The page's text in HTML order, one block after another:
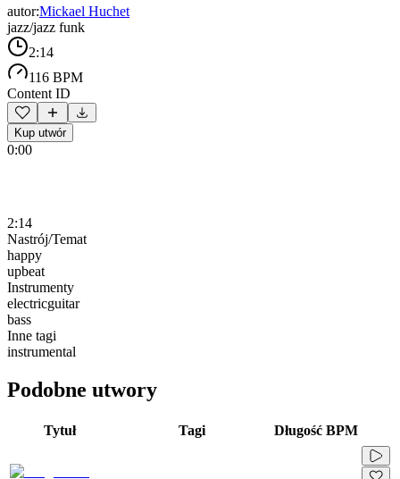
autor:Mickael Huchet
jazz/jazz funk
2:14
116 BPM
Content ID
Kup utwór
0:00
2:14
Nastrój/Temat
happy
upbeat
Instrumenty
electricguitar
bass
Inne tagi
instrumental
Podobne utwory
Tytuł Tagi Długość BPM